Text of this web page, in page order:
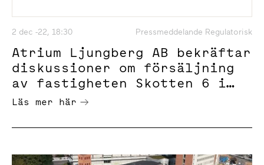
2 dec -22, 18:30 Pressmeddelande Regulatorisk
Atrium Ljungberg AB bekräftar
diskussioner om försäljning
av fastigheten Skotten 6 i
Stockholm city
Läs mer här